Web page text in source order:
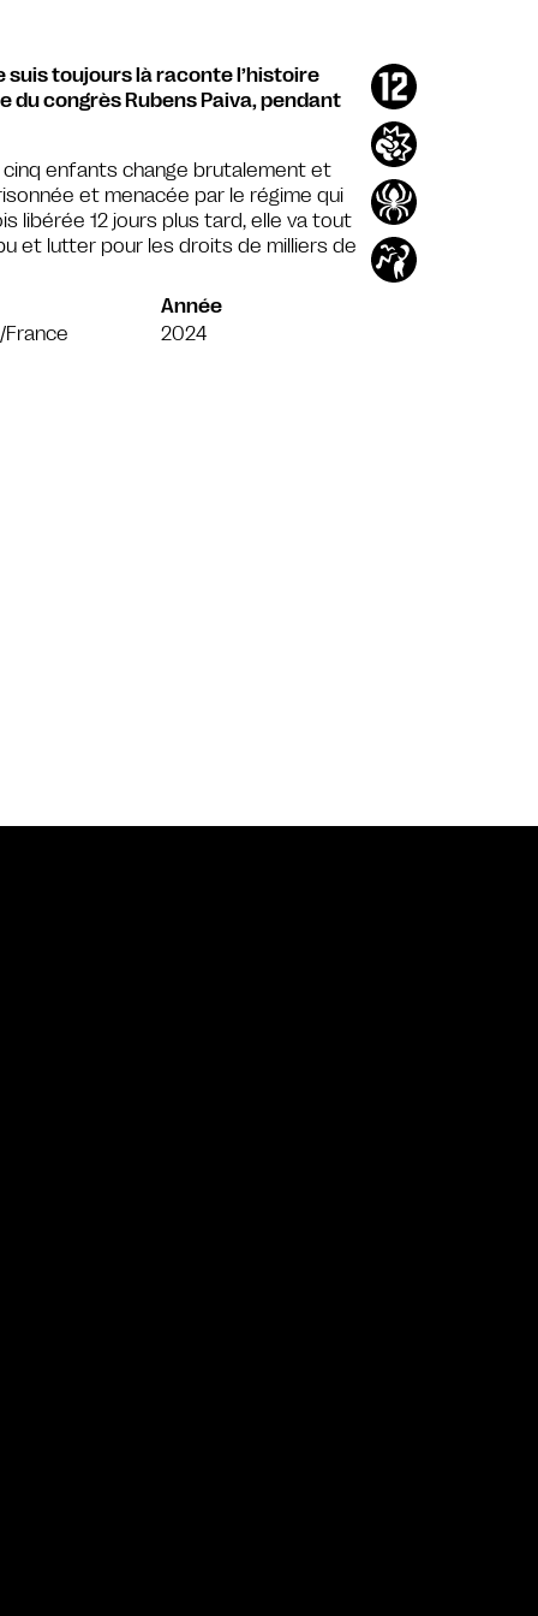
suis toujours là raconte l’histoire
du congrès Rubens Paiva, pendant
cinq enfants change brutalement et
et menacée par le régime qui
libérée 12 jours plus tard, elle va tout
et lutter pour les droits de milliers de
France
Année
2024